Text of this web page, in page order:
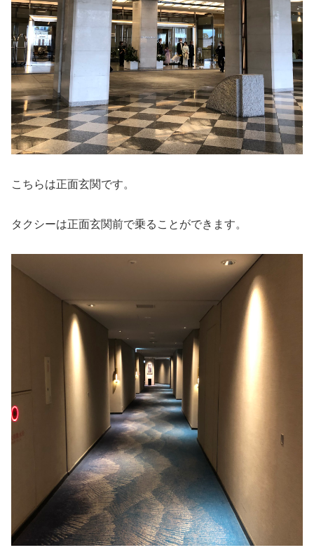
こちらは正面玄関です。
タクシーは正面玄関前で乗ることができます。